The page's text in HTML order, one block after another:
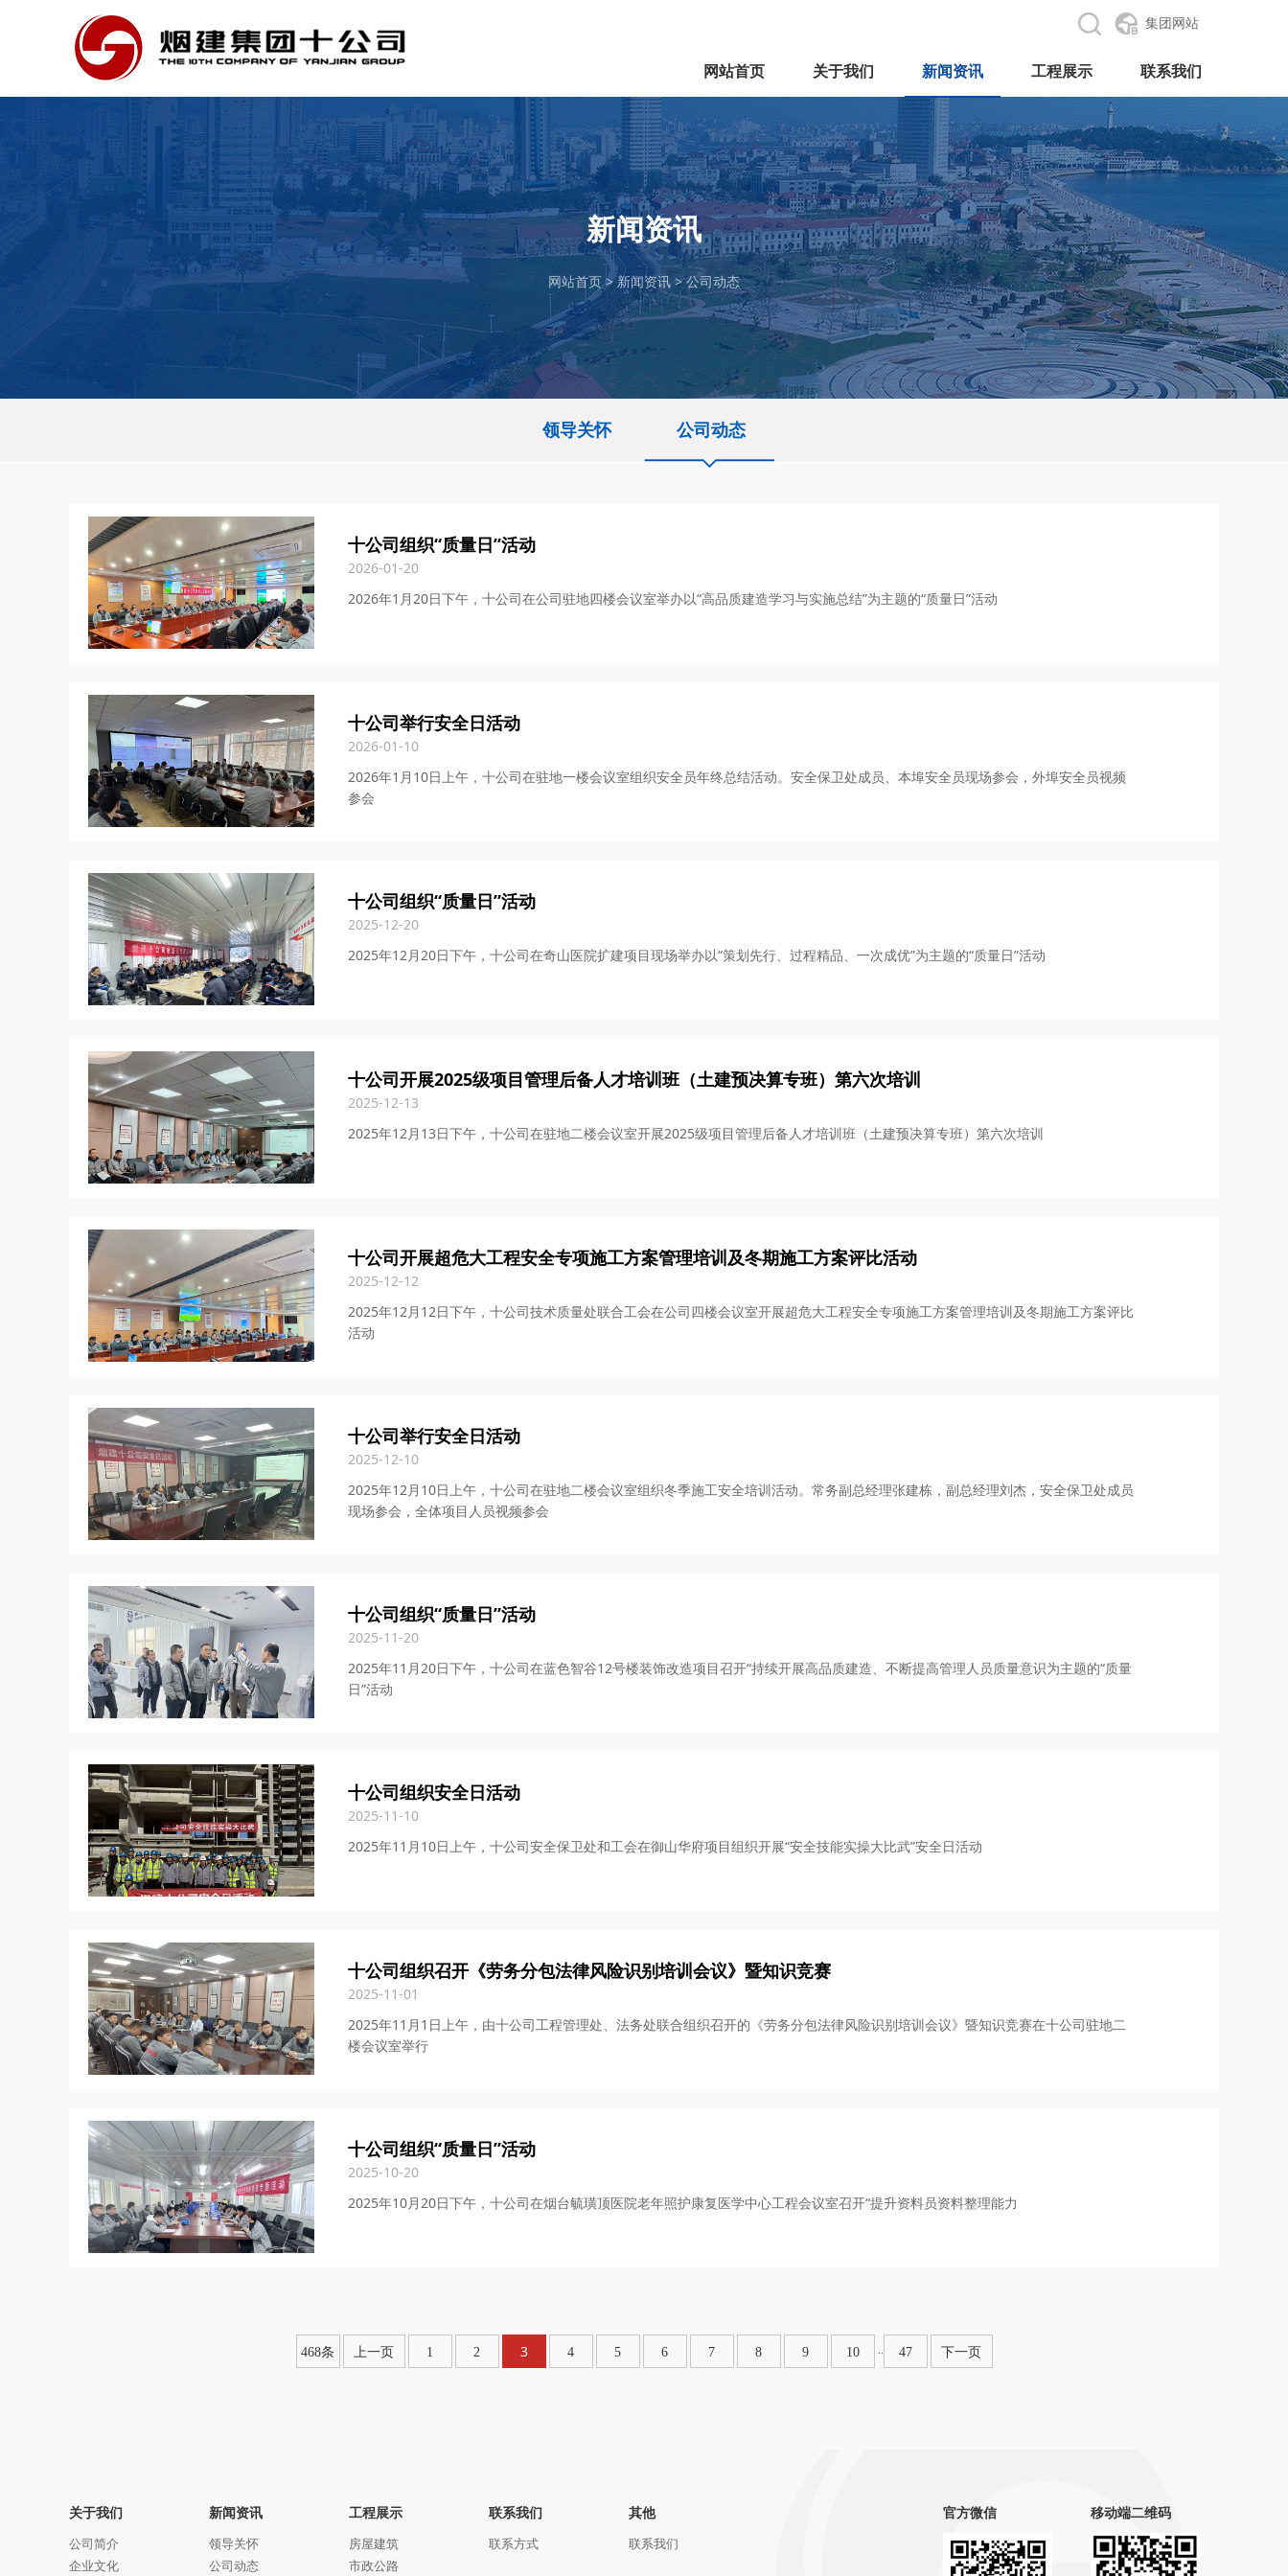
集团网站
网站首页 关于我们
公司简介 >
企业文化 >
公司资质 >
公司荣誉 >
新闻资讯
领导关怀 >
公司动态 >
工程展示
房屋建筑 >
市政公路 >
机电安装 >
装饰装修 >
钢结构 >
联系我们
联系方式 >
新闻资讯
网站首页 >新闻资讯>公司动态
领导关怀 公司动态
十公司组织“质量日”活动
2026-01-20
2026年1月20日下午，十公司在公司驻地四楼会议室举办以“高品质建造学习与实施总结”为主题的“质量日”活动
十公司举行安全日活动
2026-01-10
2026年1月10日上午，十公司在驻地一楼会议室组织安全员年终总结活动。安全保卫处成员、本埠安全员现场参会，外埠安全员视频
参会
十公司组织“质量日”活动
2025-12-20
2025年12月20日下午，十公司在奇山医院扩建项目现场举办以“策划先行、过程精品、一次成优”为主题的“质量日”活动
十公司开展2025级项目管理后备人才培训班（土建预决算专班）第六次培训
2025-12-13
2025年12月13日下午，十公司在驻地二楼会议室开展2025级项目管理后备人才培训班（土建预决算专班）第六次培训
十公司开展超危大工程安全专项施工方案管理培训及冬期施工方案评比活动
2025-12-12
2025年12月12日下午，十公司技术质量处联合工会在公司四楼会议室开展超危大工程安全专项施工方案管理培训及冬期施工方案评比
活动
十公司举行安全日活动
2025-12-10
2025年12月10日上午，十公司在驻地二楼会议室组织冬季施工安全培训活动。常务副总经理张建栋，副总经理刘杰，安全保卫处成员
现场参会，全体项目人员视频参会
十公司组织“质量日”活动
2025-11-20
2025年11月20日下午，十公司在蓝色智谷12号楼装饰改造项目召开“持续开展高品质建造、不断提高管理人员质量意识为主题的“质量
日”活动
十公司组织安全日活动
2025-11-10
2025年11月10日上午，十公司安全保卫处和工会在御山华府项目组织开展“安全技能实操大比武”安全日活动
十公司组织召开《劳务分包法律风险识别培训会议》暨知识竞赛
2025-11-01
2025年11月1日上午，由十公司工程管理处、法务处联合组织召开的《劳务分包法律风险识别培训会议》暨知识竞赛在十公司驻地二
楼会议室举行
十公司组织“质量日”活动
2025-10-20
2025年10月20日下午，十公司在烟台毓璜顶医院老年照护康复医学中心工程会议室召开“提升资料员资料整理能力
468条 上一页 1 2 3 4 5 6 7 8 9 10 .. 47 下一页
关于我们
公司简介
企业文化
新闻资讯
领导关怀
公司动态
工程展示
房屋建筑
市政公路
联系我们
联系方式
其他
联系我们
官方微信 移动端二维码